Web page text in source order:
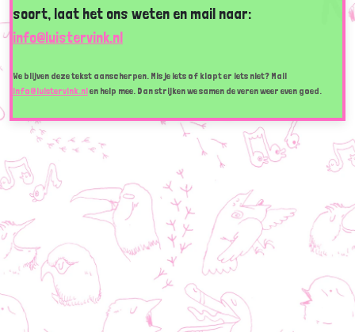
soort, laat het ons weten en mail naar:
info@luistervink.nl
We blijven deze tekst aanscherpen. Mis je iets of klopt er iets niet? Mail
info@luistervink.nlen help mee. Dan strijken we samen de veren weer even goed.